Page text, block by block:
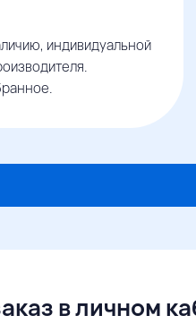
индивидуальной
в личном